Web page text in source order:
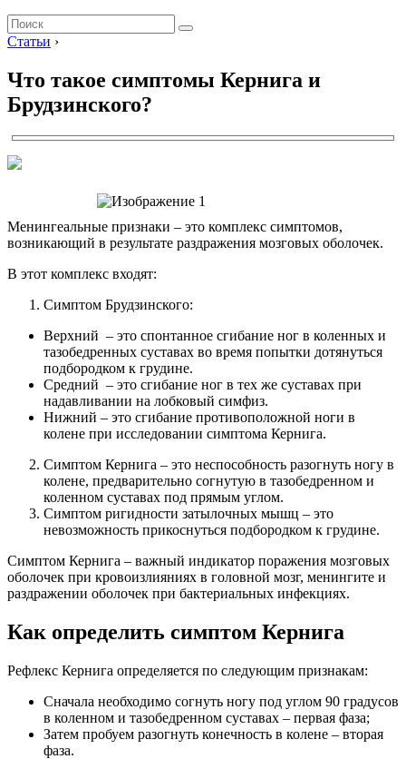
Статьи ›
Что такое симптомы Кернига и
Брудзинского?
Менингеальные признаки – это комплекс симптомов,
возникающий в результате раздражения мозговых оболочек.
В этот комплекс входят:
Симптом Брудзинского:
Верхний – это спонтанное сгибание ног в коленных и
тазобедренных суставах во время попытки дотянуться
подбородком к грудине.
Средний – это сгибание ног в тех же суставах при
надавливании на лобковый симфиз.
Нижний – это сгибание противоположной ноги в
колене при исследовании симптома Кернига.
Симптом Кернига – это неспособность разогнуть ногу в
колене, предварительно согнутую в тазобедренном и
коленном суставах под прямым углом.
Симптом ригидности затылочных мышц – это
невозможность прикоснуться подбородком к грудине.
Симптом Кернига – важный индикатор поражения мозговых
оболочек при кровоизлияниях в головной мозг, менингите и
раздражении оболочек при бактериальных инфекциях.
Как определить симптом Кернига
Рефлекс Кернига определяется по следующим признакам:
Сначала необходимо согнуть ногу под углом 90 градусов
в коленном и тазобедренном суставах – первая фаза;
Затем пробуем разогнуть конечность в колене – вторая
фаза.